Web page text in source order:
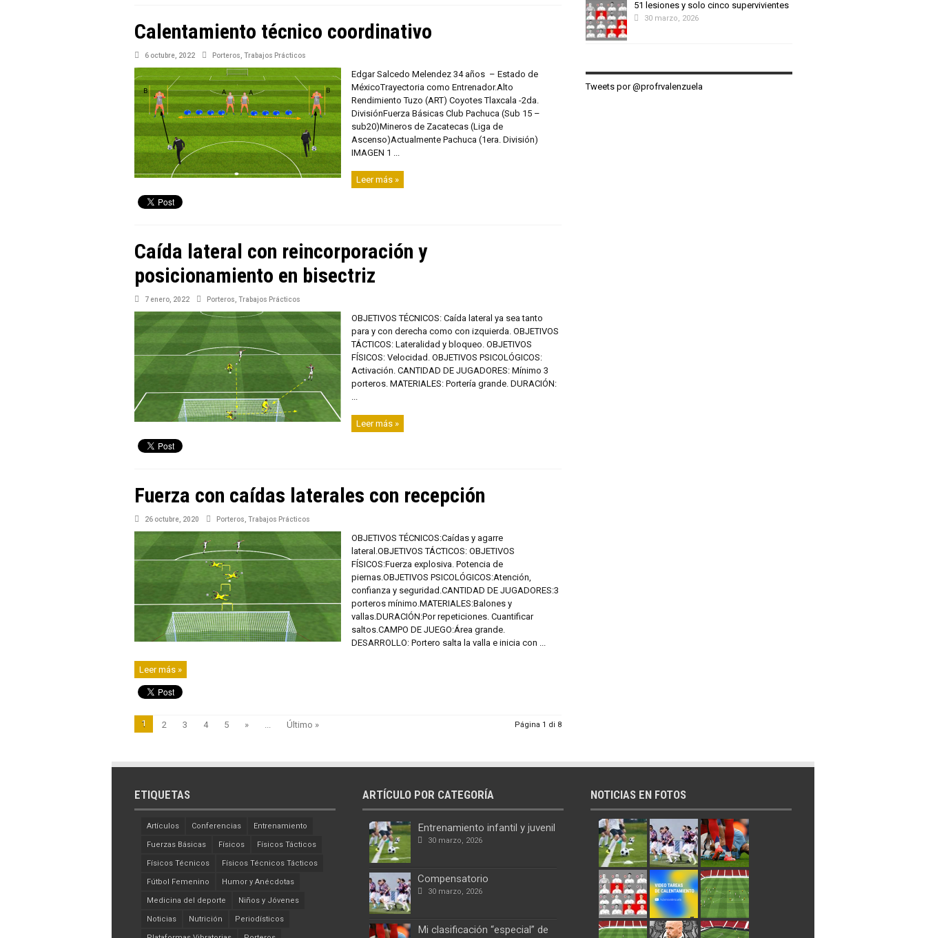
Calentamiento técnico coordinativo
6 octubre, 2022 Porteros Trabajos Prácticos
Edgar Salcedo Melendez 34 años – Estado de
MéxicoTrayectoria como Entrenador.Alto
Rendimiento Tuzo (ART) Coyotes Tlaxcala -2da.
DivisiónFuerza Básicas Club Pachuca (Sub 15 –
sub20)Mineros de Zacatecas (Liga de
Ascenso)Actualmente Pachuca (1era. División)
IMAGEN 1 ...
Leer más »
Caída lateral con reincorporación y
posicionamiento en bisectriz
7 enero, 2022 Porteros Trabajos Prácticos
OBJETIVOS TÉCNICOS: Caída lateral ya sea tanto
para y con derecha como con izquierda. OBJETIVOS
TÁCTICOS: Lateralidad y bloqueo. OBJETIVOS
FÍSICOS: Velocidad. OBJETIVOS PSICOLÓGICOS:
Activación. CANTIDAD DE JUGADORES: Mínimo 3
porteros. MATERIALES: Portería grande. DURACIÓN:
...
Leer más »
Fuerza con caídas laterales con recepción
26 octubre, 2020 Porteros Trabajos Prácticos
OBJETIVOS TÉCNICOS:Caídas y agarre
lateral.OBJETIVOS TÁCTICOS: OBJETIVOS
FÍSICOS:Fuerza explosiva. Potencia de
piernas.OBJETIVOS PSICOLÓGICOS:Atención,
confianza y seguridad.CANTIDAD DE JUGADORES:3
porteros mínimo.MATERIALES:Balones y
vallas.DURACIÓN:Por repeticiones. Cuantificar
saltos.CAMPO DE JUEGO:Área grande.
DESARROLLO: Portero salta la valla e inicia con ...
Leer más »
Página 1 di 8
1 2 3 4 5 » ... Último »
51 lesiones y solo cinco supervivientes
30 marzo, 2026
Tweets por @profrvalenzuela
ETIQUETAS
Artículos Conferencias Entrenamiento
Fuerzas Básicas Físicos Físicos Tácticos
Físicos Técnicos Físicos Técnicos Tácticos
Fútbol Femenino Humor y Anécdotas
Medicina del deporte Niños y Jóvenes
Noticias Nutrición Periodísticos
ARTÍCULO POR CATEGORÍA
Entrenamiento infantil y juvenil
30 marzo, 2026
Compensatorio
30 marzo, 2026
Mi clasificación “especial” de
NOTICIAS EN FOTOS